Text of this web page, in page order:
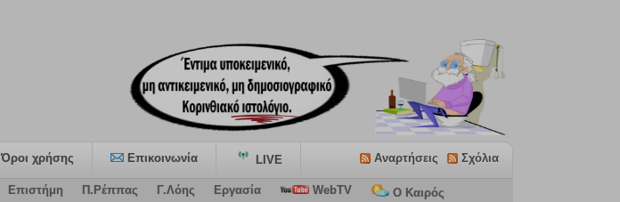
Όροι χρήσης Επικοινωνία LIVE Αναρτήσεις Σχόλια
Επιστήμη Π.Ρέππας Γ.Λόης Εργασία WebTV Ο Καιρός